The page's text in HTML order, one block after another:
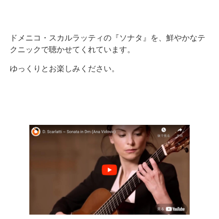
ドメニコ・スカルラッティの『ソナタ』を、鮮やかなテ
クニックで聴かせてくれています。
ゆっくりとお楽しみください。